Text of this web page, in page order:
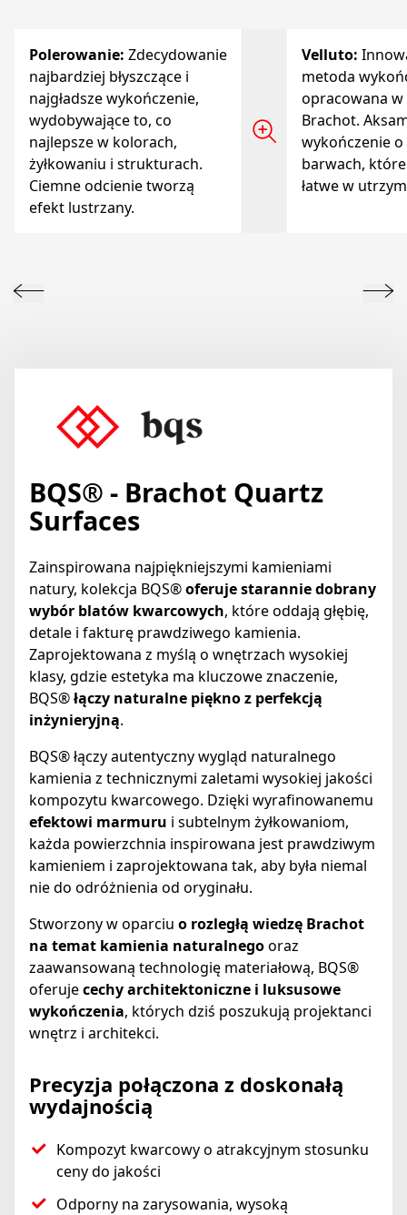
Polerowanie: Zdecydowanie
najbardziej błyszczące i
najgładsze wykończenie,
wydobywające to, co
najlepsze w kolorach,
żyłkowaniu i strukturach.
Ciemne odcienie tworzą
efekt lustrzany.
Velluto:
metoda
opracowana
Brachot.
wykończenie o
barwach,
łatwe w
BQS® - Brachot Quartz
Surfaces
Zainspirowana najpiękniejszymi kamieniami
natury, kolekcja BQS®oferuje starannie dobrany
wybór blatów kwarcowych, które oddają głębię,
detale i fakturę prawdziwego kamienia.
Zaprojektowana z myślą o wnętrzach wysokiej
klasy, gdzie estetyka ma kluczowe znaczenie,
BQS®łączy naturalne piękno z perfekcją
inżynieryjną.
BQS® łączy autentyczny wygląd naturalnego
kamienia z technicznymi zaletami wysokiej jakości
kompozytu kwarcowego. Dzięki wyrafinowanemu
efektowi marmuru i subtelnym żyłkowaniom,
każda powierzchnia inspirowana jest prawdziwym
kamieniem i zaprojektowana tak, aby była niemal
nie do odróżnienia od oryginału.
Stworzony w oparciu o rozległą wiedzę Brachot
na temat kamienia naturalnegooraz
zaawansowaną technologię materiałową, BQS®
oferujecechy architektoniczne i luksusowe
wykończenia, których dziś poszukują projektanci
wnętrz i architekci.
Precyzja połączona z doskonałą
wydajnością
Kompozyt kwarcowy o atrakcyjnym stosunku
ceny do jakości
Odporny na zarysowania, wysoką